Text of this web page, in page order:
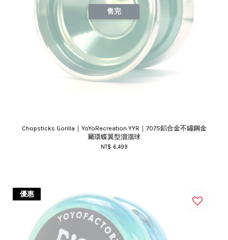
售完
Chopsticks Gorilla｜YoYoRecreation YYR｜7075鋁合金不鏽鋼金
屬環蝶翼型溜溜球
NT$ 6,499
優惠